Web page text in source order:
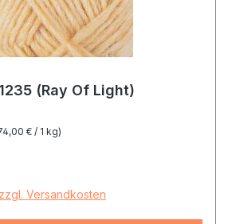
(Ray Of Light)
€ / 1 kg)
Versandkosten